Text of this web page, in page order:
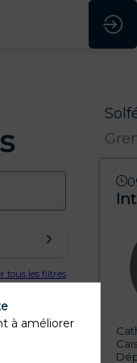
tous les filtres
à améliorer